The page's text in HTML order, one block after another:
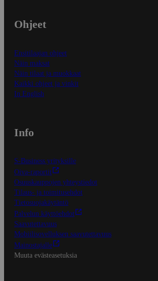
Ohjeet
Ensitilaajan ohjeet
Näin maksat
Näin tilaat ja muokkaat
Kaikki ohjeet ja vinkit
In English
Info
S-Business yrityksille
Oiva-raportit
Osuuskauppojen yhteystiedot
Tilaus- ja toimitusehdot
Tietosuojakäytäntö
Palvelun käyttöehdot
Saavutettavuus
Mobiilisovelluksen saavutettavuus
Mainostajalle
Muuta evästeasetuksia